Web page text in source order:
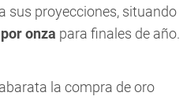
sus proyecciones, situando
onza para finales de año.
la compra de oro